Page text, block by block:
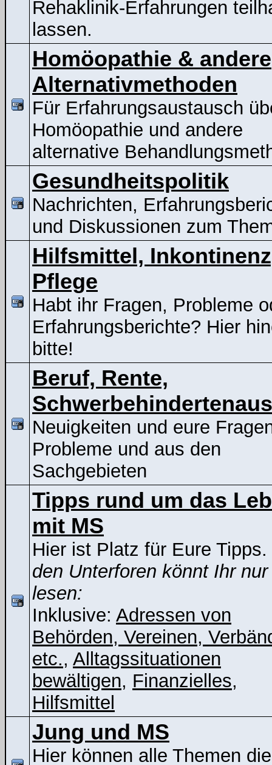
Rehaklinik-Erfahrungen
lassen.
Homöopathie & andere
Alternativmethoden
Für Erfahrungsaustausch
Homöopathie und andere
alternative
Gesundheitspolitik
Nachrichten,
und Diskussionen zum
Hilfsmittel,
Pflege
Habt ihr Fragen, Probleme
Erfahrungsberichte? Hier
bitte!
Beruf, Rente,
Neuigkeiten und eure
Probleme und aus den
Sachgebieten
Tipps rund um das
mit MS
Hier ist Platz für Eure Tipps.
den Unterforen könnt Ihr nur
lesen:
Inklusive: Adressen von
Behörden, Vereinen,
etc., Alltagssituationen
bewältigen, Finanzielles,
Hilfsmittel
Jung und MS
Hier können alle Themen die